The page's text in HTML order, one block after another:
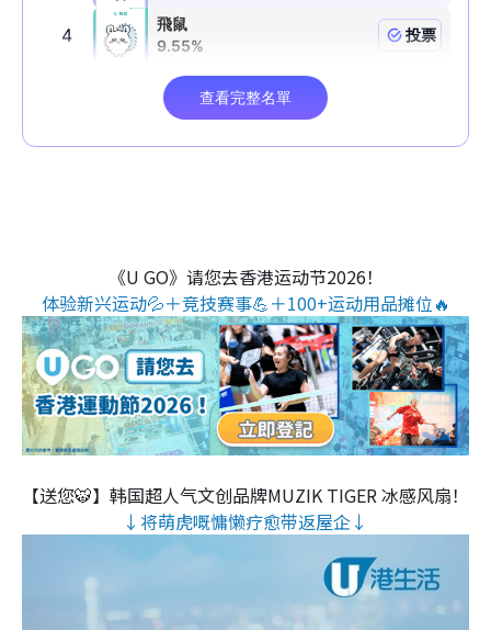
《U GO》请您去香港运动节2026！
体验新兴运动💦＋竞技赛事💪＋100+运动用品摊位🔥
【送您🐯】韩国超人气文创品牌MUZIK TIGER 冰感风扇！
↓将萌虎嘅慵懒疗愈带返屋企↓